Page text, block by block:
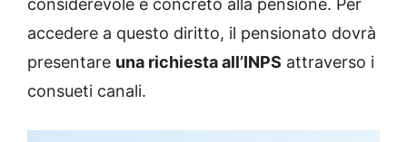
considerevole e concreto alla pensione. Per
accedere a questo diritto, il pensionato dovrà
presentare una richiesta all’INPS attraverso i
consueti canali.